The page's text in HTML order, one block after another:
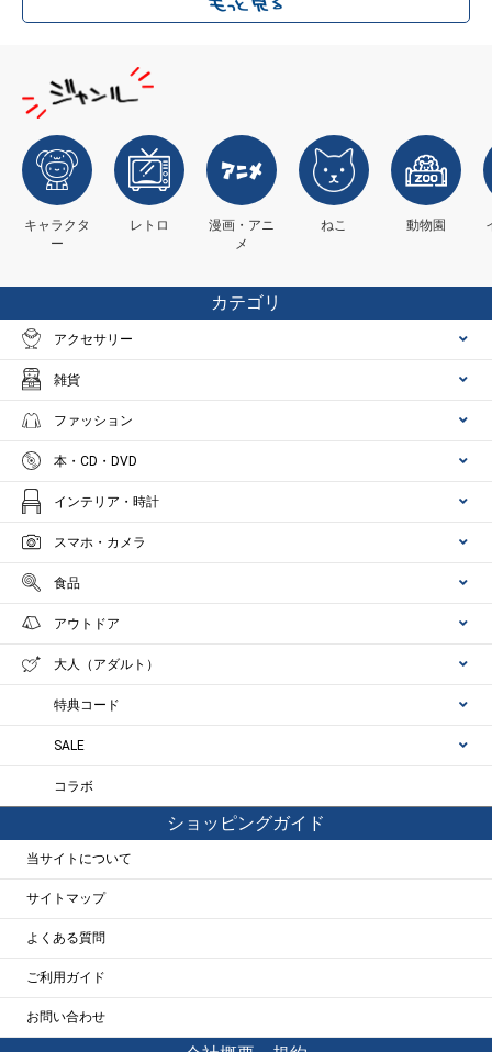
キャラクタ
ー
レトロ
漫画・アニ
メ
ねこ 動物園
カテゴリ
アクセサリー
雑貨
ファッション
本・CD・DVD
インテリア・時計
スマホ・カメラ
食品
アウトドア
大人（アダルト）
特典コード
SALE
コラボ
ショッピングガイド
当サイトについて
サイトマップ
よくある質問
ご利用ガイド
お問い合わせ